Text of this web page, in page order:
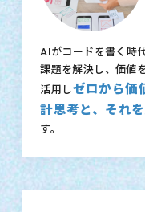
AIがコードを書く時
課題を解決し、価値
活用しゼロから価
計思考と、それ
す。